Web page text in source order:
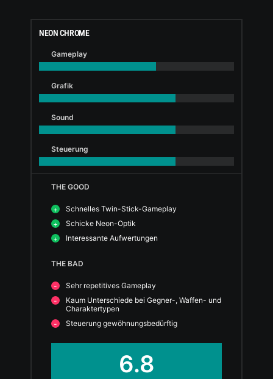
NEON CHROME
Gameplay
Grafik
Sound
Steuerung
THE GOOD
Schnelles Twin-Stick-Gameplay
Schicke Neon-Optik
Interessante Aufwertungen
THE BAD
Sehr repetitives Gameplay
Kaum Unterschiede bei Gegner-, Waffen- und
Charaktertypen
Steuerung gewöhnungsbedürftig
6.8